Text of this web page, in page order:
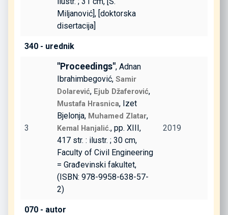
Miljanović], [doktorska
disertacija]
340 - urednik
3
"Proceedings", Adnan
Ibrahimbegović, Samir
Dolarević, Ejub Džaferović,
Mustafa Hrasnica, Izet
Bjelonja, Muhamed Zlatar,
Kemal Hanjalić., pp. XIII,
417 str. : ilustr. ; 30 cm,
Faculty of Civil Engineering
= Građevinski fakultet,
(ISBN: 978-9958-638-57-
2)
2019
070 - autor